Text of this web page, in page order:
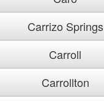
Carrizo Springs
Carroll
Carrollton